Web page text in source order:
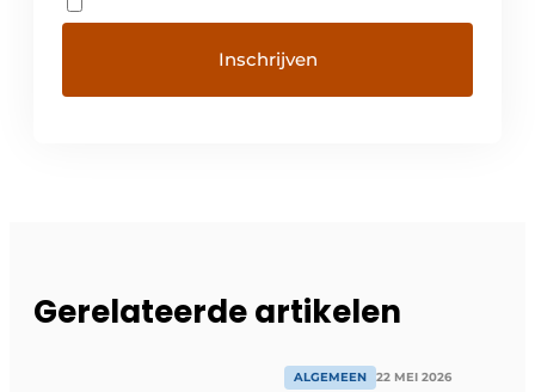
Gerelateerde artikelen
ALGEMEEN 22 MEI 2026